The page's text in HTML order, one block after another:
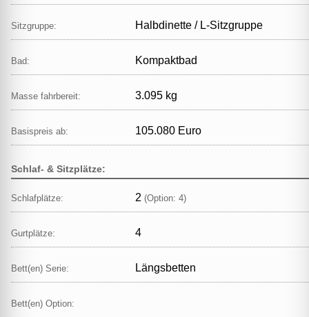
Sitzgruppe: Halbdinette / L‑Sitzgruppe
Bad: Kompaktbad
Masse fahrbereit: 3.095 kg
Basispreis ab: 105.080 Euro
Schlaf- & Sitzplätze:
Schlafplätze: 2 (Option: 4)
Gurtplätze: 4
Bett(en) Serie: Längsbetten
Bett(en) Option: